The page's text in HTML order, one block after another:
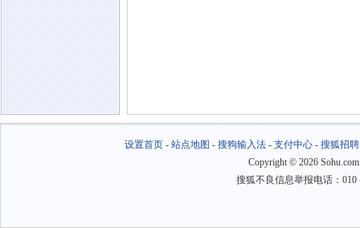
设置首页- 站点地图 - 搜狗输入法- 支付中心- 搜狐招聘
Copyright © 2026
搜狐不良信息举报电话：010